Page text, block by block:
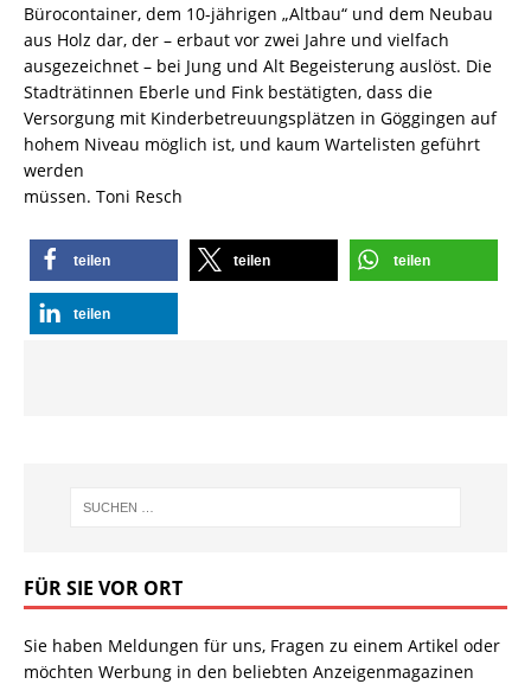
Bürocontainer, dem 10-jährigen „Altbau“ und dem Neubau
aus Holz dar, der – erbaut vor zwei Jahre und vielfach
ausgezeichnet – bei Jung und Alt Begeisterung auslöst. Die
Stadträtinnen Eberle und Fink bestätigten, dass die
Versorgung mit Kinderbetreuungsplätzen in Göggingen auf
hohem Niveau möglich ist, und kaum Wartelisten geführt
werden
müssen. Toni Resch
teilen teilen teilen
teilen
FÜR SIE VOR ORT
Sie haben Meldungen für uns, Fragen zu einem Artikel oder
möchten Werbung in den beliebten Anzeigenmagazinen